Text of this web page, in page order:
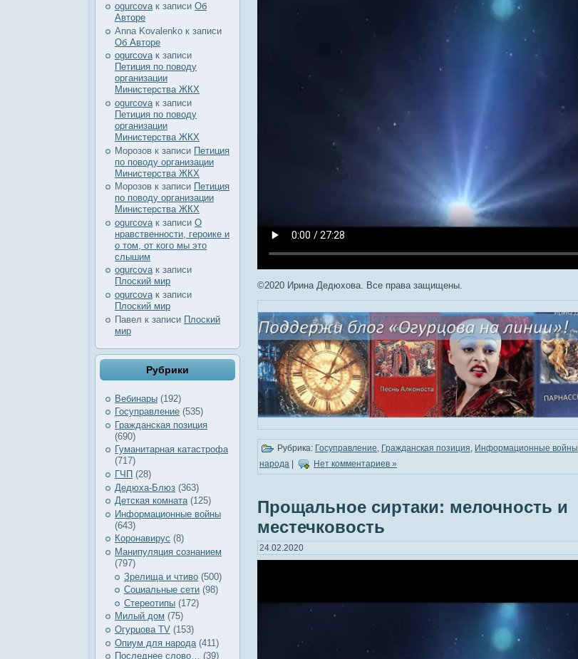
ogurcovaк записи Об
Авторе
Anna Kovalenko к записи
Об Авторе
ogurcovaк записи
Петиция по поводу
организации
Министерства ЖКХ
ogurcova к записи
Петиция по поводу
организации
Министерства ЖКХ
Морозов к записи Петиция
по поводу организации
Министерства ЖКХ
Морозов к записи Петиция
по поводу организации
Министерства ЖКХ
ogurcova к записи О
нравственности, героике и
о том, от кого мы это
слышим
ogurcovaк записи
Плоский мир
ogurcova к записи
Плоский мир
Павел к записи Плоский
мир
Рубрики
Вебинары (192)
Госуправление (535)
Гражданская позиция
(690)
Гуманитарная катастрофа
(717)
ГЧП (28)
Дедюха-Блюз (363)
Детская комната(125)
Информационные войны
(643)
Коронавирус (8)
Манипуляция сознанием
(797)
Зрелища и чтиво (500)
Социальные сети (98)
Стереотипы (172)
Милый дом (75)
Огурцова TV (153)
Опиум для народа (411)
Последнее слово… (39)
©2020 Ирина Дедюхова. Все права защищены.
Рубрика: Госуправление, Гражданская позиция, Информационные войны
народа
Нет комментариев »
Прощальное сиртаки: мелочность и
местечковость
24.02.2020